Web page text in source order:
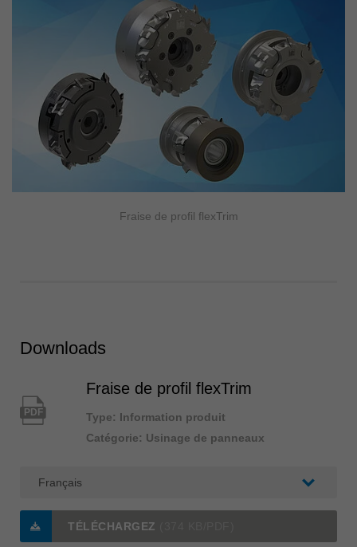
Fraise de profil flexTrim
Downloads
PDF
Fraise de profil flexTrim
Type: Information produit
Catégorie: Usinage de panneaux
TÉLÉCHARGEZ